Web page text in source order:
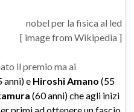
[ image from Wikipedia ]
il premio ma ai
anni) e Hiroshi Amano (55
(60 anni) che agli inizi